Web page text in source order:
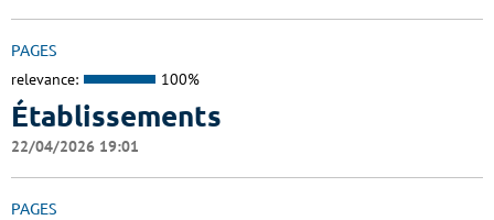
PAGES
relevance: 100%
Établissements
22/04/2026 19:01
PAGES